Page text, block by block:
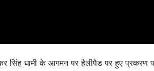
सिंह धामी के आगमन पर हैलीपैड पर हुए प्रकरण